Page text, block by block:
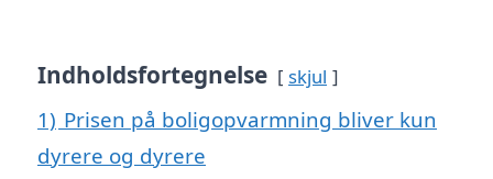
Indholdsfortegnelse skjul
1) Prisen på boligopvarmning bliver kun
dyrere og dyrere